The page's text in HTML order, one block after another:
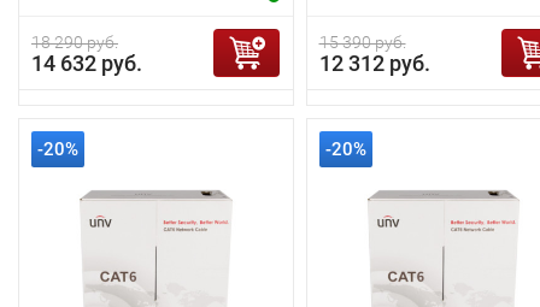
18 290 руб.
14 632 руб.
15 390 руб.
12 312 руб.
-20% -20%